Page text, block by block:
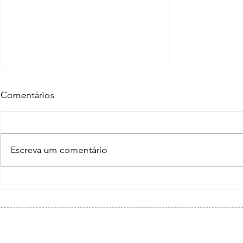
NOVAS INSCRIÇÕES PARA
Comentários
Escreva um comentário